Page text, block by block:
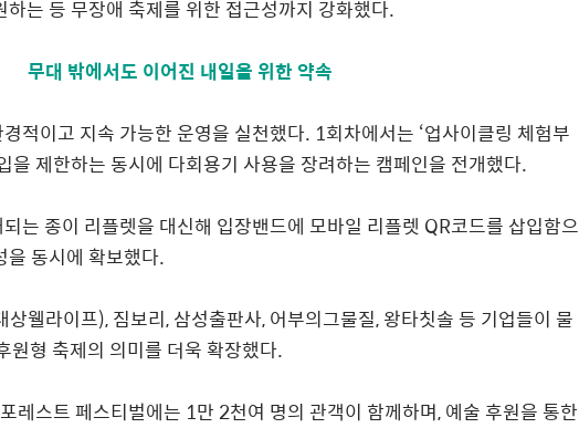
는 등 무장애 축제를 위한 접근성까지 강화했다.
무대 밖에서도 이어진 내일을 위한 약속
적이고 지속 가능한 운영을 실천했다. 1회차에서는 ‘업사이클링 체험부
을 제한하는 동시에 다회용기 사용을 장려하는 캠페인을 전개했다.
는 종이 리플렛을 대신해 입장밴드에 모바일 리플렛 QR코드를 삽입함으
을 동시에 확보했다.
상웰라이프),짐보리,삼성출판사,어부의그물질,왕타칫솔 등 기업들이 물
원형 축제의 의미를 더욱 확장했다.
레스트 페스티벌에는 1만 2천여 명의 관객이 함께하며,예술 후원을 통한